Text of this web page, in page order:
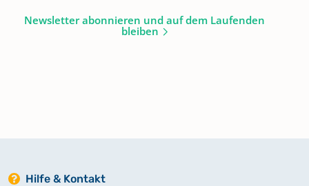
Newsletter abonnieren und auf dem Laufenden
bleiben
Hilfe & Kontakt